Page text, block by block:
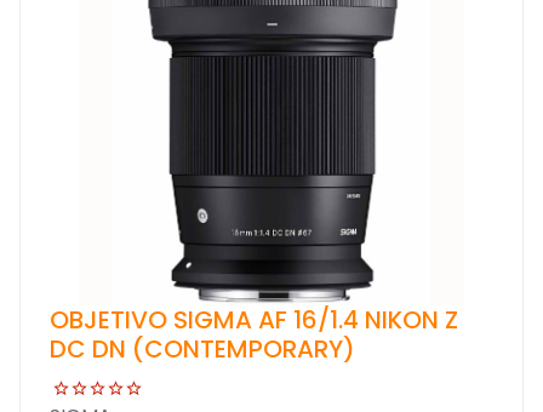
OBJETIVO SIGMA AF 16/1.4 NIKON Z
DC DN (CONTEMPORARY)